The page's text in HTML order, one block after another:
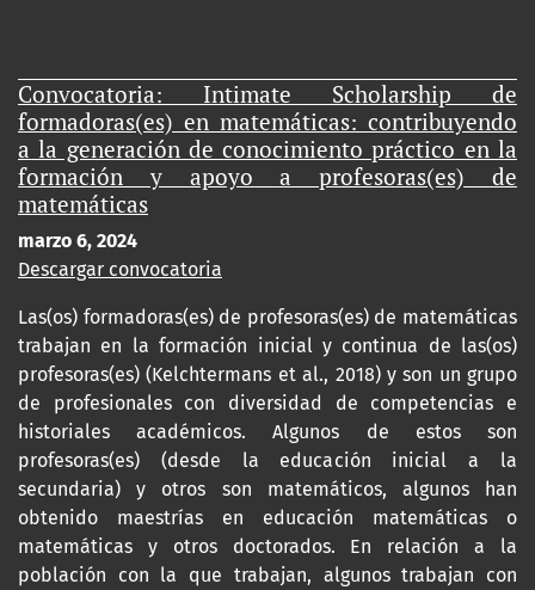
Convocatoria: Intimate Scholarship de
formadoras(es) en matemáticas: contribuyendo
a la generación de conocimiento práctico en la
formación y apoyo a profesoras(es) de
matemáticas
marzo 6, 2024
Descargar convocatoria
Las(os) formadoras(es) de profesoras(es) de matemáticas
trabajan en la formación inicial y continua de las(os)
profesoras(es) (Kelchtermans et al., 2018) y son un grupo
de profesionales con diversidad de competencias e
historiales académicos. Algunos de estos son
profesoras(es) (desde la educación inicial a la
secundaria) y otros son matemáticos, algunos han
obtenido maestrías en educación matemáticas o
matemáticas y otros doctorados. En relación a la
población con la que trabajan, algunos trabajan con